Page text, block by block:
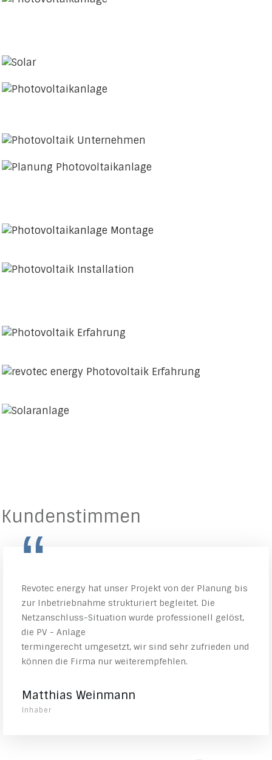
Kundenstimmen
“
Revotec energy hat unser Projekt von der Planung bis
zur Inbetriebnahme strukturiert begleitet. Die
Netzanschluss-Situation wurde professionell gelöst,
die PV - Anlage
termingerecht umgesetzt, wir sind sehr zufrieden und
können die Firma nur weiterempfehlen.
Matthias Weinmann
Inhaber